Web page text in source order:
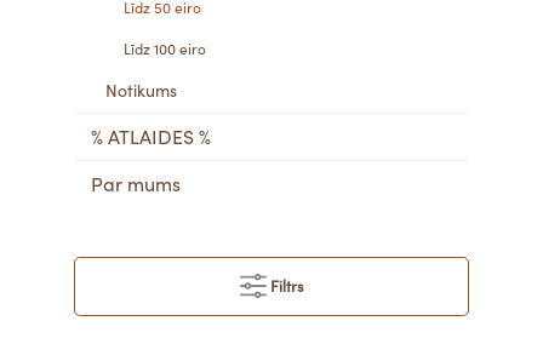
Līdz 50 eiro
Līdz 100 eiro
Notikums
% ATLAIDES %
Par mums
Filtrs